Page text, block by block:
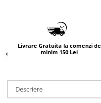
Livrare Gratuita la comenzi de
minim 150 Lei
Descriere